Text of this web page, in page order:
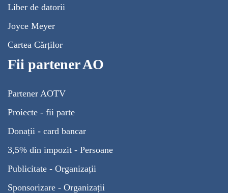
Liber de datorii
Joyce Meyer
Cartea Cărților
Fii partener AO
Partener AOTV
Proiecte - fii parte
Donații - card bancar
3,5% din impozit - Persoane
Publicitate - Organizații
Sponsorizare - Organizații